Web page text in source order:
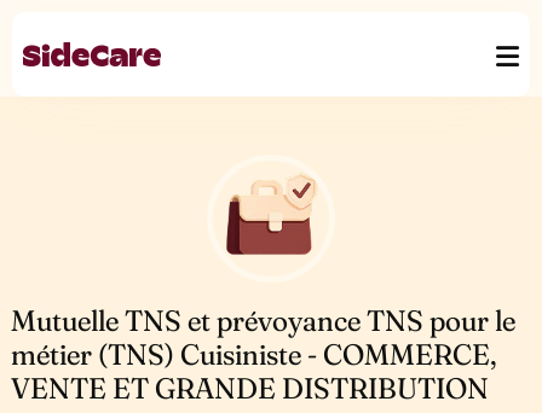
Mutuelle TNS et prévoyance TNS pour le
métier (TNS) Cuisiniste - COMMERCE,
VENTE ET GRANDE DISTRIBUTION